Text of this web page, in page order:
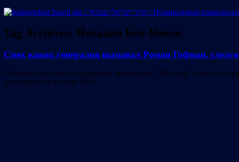
Tag Archives: Йоханан Бен-Яаков
Смех каких генералов вызывал Роман Гофман,
Нетаньягу назначил следующим директором “Моссада” военного
заканчивается в июне 2026.